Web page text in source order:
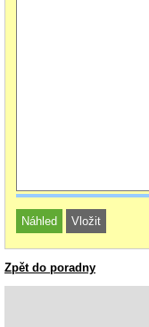
Zpět do poradny